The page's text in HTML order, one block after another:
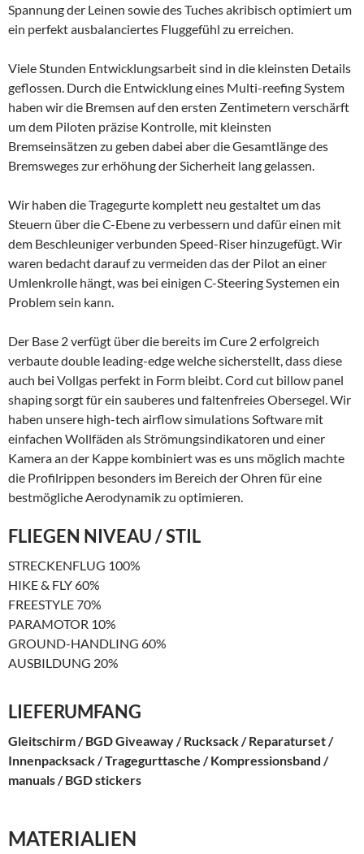
Spannung der Leinen sowie des Tuches akribisch optimiert um
ein perfekt ausbalanciertes Fluggefühl zu erreichen.
Viele Stunden Entwicklungsarbeit sind in die kleinsten Details
geflossen. Durch die Entwicklung eines Multi-reefing System
haben wir die Bremsen auf den ersten Zentimetern verschärft
um dem Piloten präzise Kontrolle, mit kleinsten
Bremseinsätzen zu geben dabei aber die Gesamtlänge des
Bremsweges zur erhöhung der Sicherheit lang gelassen.
Wir haben die Tragegurte komplett neu gestaltet um das
Steuern über die C-Ebene zu verbessern und dafür einen mit
dem Beschleuniger verbunden Speed-Riser hinzugefügt. Wir
waren bedacht darauf zu vermeiden das der Pilot an einer
Umlenkrolle hängt, was bei einigen C-Steering Systemen ein
Problem sein kann.
Der Base 2 verfügt über die bereits im Cure 2 erfolgreich
verbaute double leading-edge welche sicherstellt, dass diese
auch bei Vollgas perfekt in Form bleibt. Cord cut billow panel
shaping sorgt für ein sauberes und faltenfreies Obersegel. Wir
haben unsere high-tech airflow simulations Software mit
einfachen Wollfäden als Strömungsindikatoren und einer
Kamera an der Kappe kombiniert was es uns möglich machte
die Profilrippen besonders im Bereich der Ohren für eine
bestmögliche Aerodynamik zu optimieren.
FLIEGEN NIVEAU / STIL
STRECKENFLUG 100%
HIKE & FLY 60%
FREESTYLE 70%
PARAMOTOR 10%
GROUND-HANDLING 60%
AUSBILDUNG 20%
LIEFERUMFANG
Gleitschirm / BGD Giveaway / Rucksack / Reparaturset /
Innenpacksack / Tragegurttasche / Kompressionsband /
manuals / BGD stickers
MATERIALIEN